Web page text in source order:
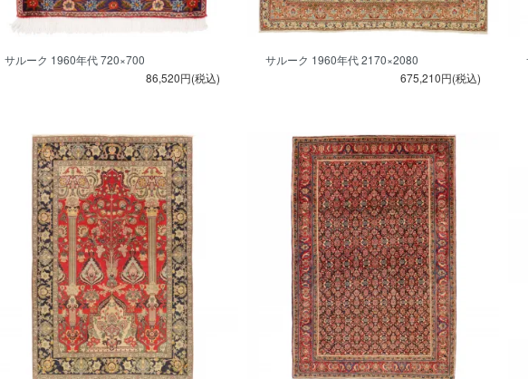
サルーク 1960年代 720×700
86,520円(税込)
サルーク 1960年代 2170×2080
675,210円(税込)